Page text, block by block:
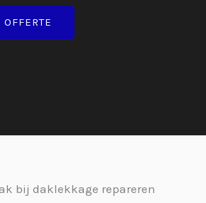
bij daklekkage repareren